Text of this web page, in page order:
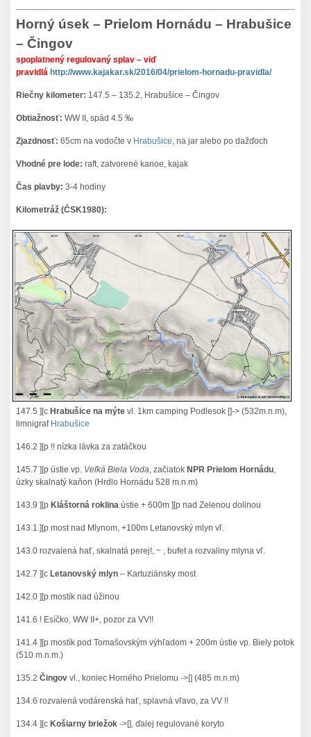
Horný úsek – Prielom Hornádu – Hrabušice
– Čingov
spoplatnený regulovaný splav – viď
pravidláhttp://www.kajakar.sk/2016/04/prielom-hornadu-pravidla/
Riečny kilometer: 147.5 – 135.2, Hrabušice – Čingov
Obtiažnosť:WW II, spád 4.5 ‰
Zjazdnosť:65cm na vodočte v Hrabušice , na jar alebo po dažďoch
Vhodné pre lode:raft, zatvorené kanoe, kajak
Čas plavby: 3-4 hodiny
Kilometráž (ČSK1980):
147.5 ][cHrabušice na mýtevl. 1km camping Podlesok []-> (532m.n.m),
limnigraf Hrabušice
146.2 ][p !! nízka lávka za zatáčkou
145.7 ][p ústie vp. Veľká Biela Voda , začiatokNPR Prielom Hornádu
úzky skalnatý kaňon (Hrdlo Hornádu 528 m.n.m)
143.9 ][pKláštorná roklina ústie + 600m ][p nad Zelenou dolinou
143.1 ][p most nad Mlynom, +100m Letanovský mlyn vľ.
143.0 rozvalená hať, skalnatá perej!, ~ , bufet a rozvaliny mlyna vľ.
142.7 ][cLetanovský mlyn – Kartuziánsky most
142.0 ][p mostík nad úžinou
141.6 ! Esíčko, WW II+, pozor za VV!!
141.4 ][p mostík pod Tomašovským výhľadom + 200m ústie vp. Biely potok
(510 m.n.m.)
135.2Čingov vl., koniec Horného Prielomu ->[] (485 m.n.m)
134.6 rozvalená vodárenská hať, splavná vľavo, za VV !!
134.4 ][cKošiarny briežok ->[], ďalej regulované koryto